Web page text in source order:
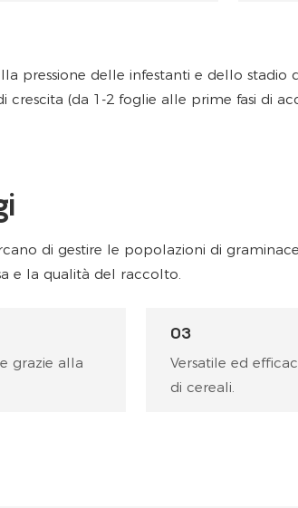
pressione delle infestanti e dello stadio
(da 1-2 foglie alle prime fasi di
di gestire le popolazioni di
e la qualità del raccolto.
grazie alla
03
Versatile ed
di cereali.